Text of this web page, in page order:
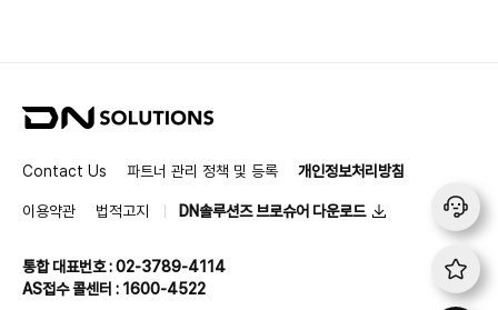
D
S
l
i
o
Contact Us 파트너 관리 정책 및 등록 개인정보처리방침
이용약관 법적고지 DN솔루션즈 브로슈어 다운로드
통합 대표번호 : 02-3789-4114
AS접수 콜센터 : 1600-4522